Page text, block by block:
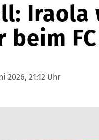
Iraola
beim
2026, 21:12 Uhr